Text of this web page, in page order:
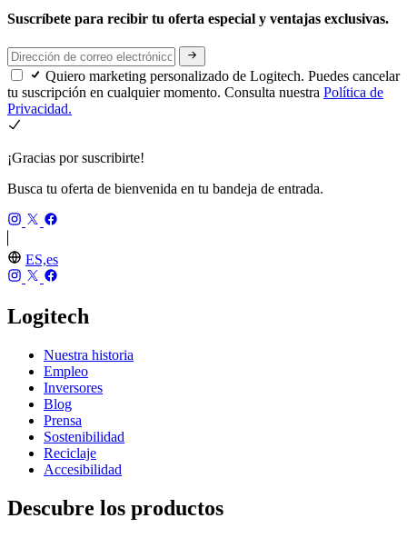
Suscríbete para recibir tu oferta especial y ventajas exclusivas.
Quiero marketing personalizado de Logitech. Puedes cancelar
tu suscripción en cualquier momento. Consulta nuestra Política de
Privacidad.
¡Gracias por suscribirte!
Busca tu oferta de bienvenida en tu bandeja de entrada.
ES,es
Logitech
Nuestra historia
Empleo
Inversores
Blog
Prensa
Sostenibilidad
Reciclaje
Accesibilidad
Descubre los productos